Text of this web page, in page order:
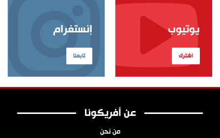
إنستغرام
تابعنا
يوتيوب
اشترك
عن أفريكونا
من نحن